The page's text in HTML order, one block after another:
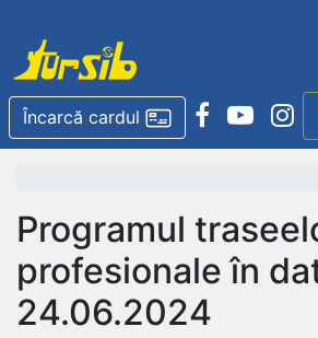
Încarcă cardul
Programul
profesionale în
24.06.2024